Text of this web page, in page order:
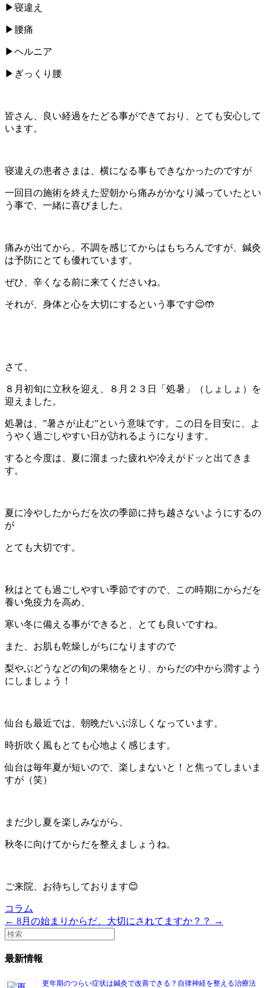
▶︎寝違え
▶︎腰痛
▶︎ヘルニア
▶︎ぎっくり腰
皆さん、良い経過をたどる事ができており、とても安心して
います。
寝違えの患者さまは、横になる事もできなかったのですが
一回目の施術を終えた翌朝から痛みがかなり減っていたとい
う事で、一緒に喜びました。
痛みが出てから、不調を感じてからはもちろんですが、鍼灸
は予防にとても優れています。
ぜひ、辛くなる前に来てくださいね。
それが、身体と心を大切にするという事です😌🤲
さて、
８月初旬に立秋を迎え、８月２３日「処暑」（しょしょ）を
迎えました。
処暑は、”暑さが止む”という意味です。この日を目安に、よ
うやく過ごしやすい日が訪れるようになります。
すると今度は、夏に溜まった疲れや冷えがドッと出てきま
す。
夏に冷やしたからだを次の季節に持ち越さないようにするの
が
とても大切です。
秋はとても過ごしやすい季節ですので、この時期にからだを
養い免疫力を高め、
寒い冬に備える事ができると、とても良いですね。
また、お肌も乾燥しがちになりますので
梨やぶどうなどの旬の果物をとり、からだの中から潤すよう
にしましょう！
仙台も最近では、朝晩だいぶ涼しくなっています。
時折吹く風もとても心地よく感じます。
仙台は毎年夏が短いので、楽しまないと！と焦ってしまいま
すが（笑）
まだ少し夏を楽しみながら、
秋冬に向けてからだを整えましょうね。
ご来院、お待ちしております😊
コラム
← 8月の始まり からだ、大切にされてますか？？ →
最新情報
更年期のつらい症状は鍼灸で改善できる？自律神経を整える治療法